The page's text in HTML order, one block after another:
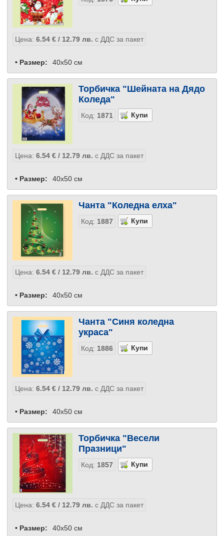
Цена: 6.54 €/ 12.79 лв. с ДДС за пакет
• Размер: 40x50 см
Торбичка "Шейната на Дядо
Коледа"
Код: 1871
Цена: 6.54 €/ 12.79 лв. с ДДС за пакет
• Размер: 40x50 см
Чанта "Коледна елха"
Код: 1887
Цена: 6.54 €/ 12.79 лв. с ДДС за пакет
• Размер: 40x50 см
Чанта "Синя коледна
украса"
Код: 1886
Цена: 6.54 €/ 12.79 лв. с ДДС за пакет
• Размер: 40x50 см
Торбичка "Весели
Празници"
Код: 1857
Цена: 6.54 €/ 12.79 лв. с ДДС за пакет
• Размер: 40x50 см